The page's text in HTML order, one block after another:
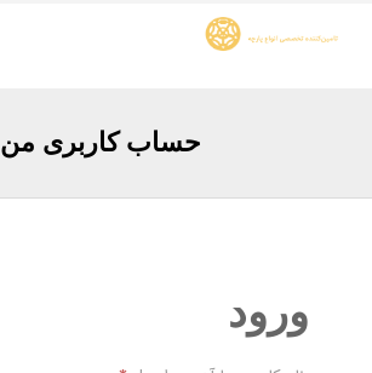
حساب کاربری من
ورود